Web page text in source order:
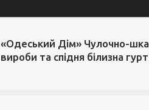
«Одеський Дім» Чулочно-
вироби та спідня білизна